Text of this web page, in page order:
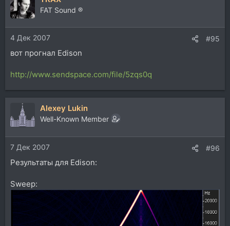
FAT Sound ®
4 Дек 2007 #95
вот прогнал Edison
http://www.sendspace.com/file/5zqs0q
Alexey Lukin
Well-Known Member
7 Дек 2007 #96
Результаты для Edison:
Sweep: